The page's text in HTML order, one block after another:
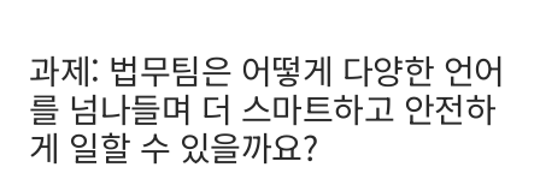
과제: 법무팀은 어떻게 다양한 언어
를 넘나들며 더 스마트하고 안전하
게 일할 수 있을까요?